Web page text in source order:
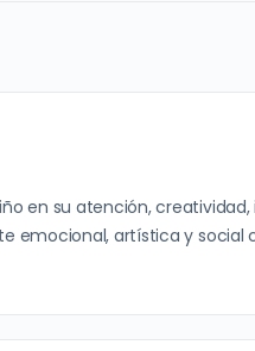
en su atención,
emocional, artística y social